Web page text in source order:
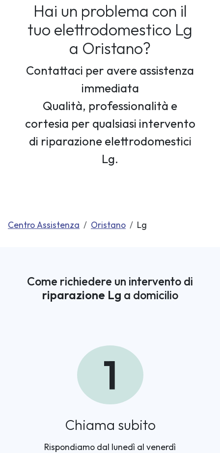
Hai un problema con il
tuo elettrodomestico Lg
a Oristano?
Contattaci per avere assistenza
immediata
Qualità, professionalità e
cortesia per qualsiasi intervento
di riparazione elettrodomestici
Lg.
Centro Assistenza Oristano Lg
Come richiedere un intervento di
riparazione Lg a domicilio
1
Chiama subito
Rispondiamo dal lunedì al venerdì